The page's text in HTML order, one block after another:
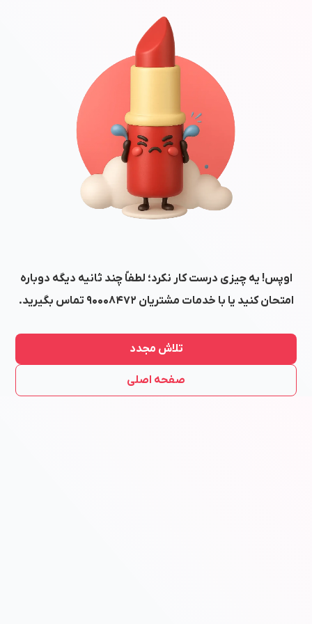
اوپس! یه چیزی درست کار نکرد؛ لطفاً چند ثانیه دیگه دوباره
امتحان کنید یا با خدمات مشتریان ۹۰۰۰۸۴۷۲ تماس بگیرید.
تلاش مجدد
صفحه اصلی